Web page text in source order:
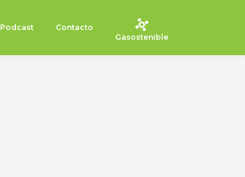
Podcast
Contacto
Gasostenible